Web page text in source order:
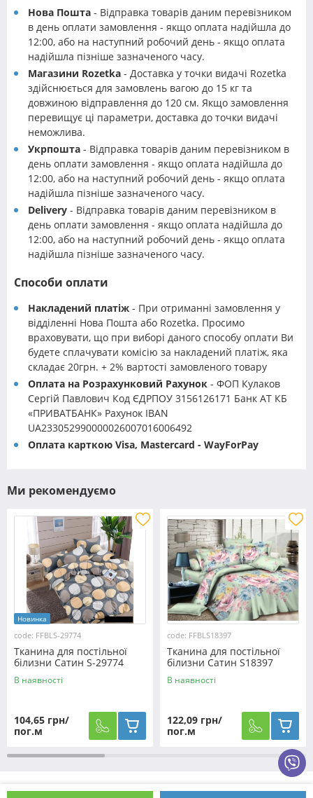
Нова Пошта - Відправка товарів даним перевізником
в день оплати замовлення - якщо оплата надійшла до
12:00, або на наступний робочий день - якщо оплата
надійшла пізніше зазначеного часу.
Магазини Rozetka - Доставка у точки видачі Rozetka
здійснюється для замовлень вагою до 15 кг та
довжиною відправлення до 120 см. Якщо замовлення
перевищує ці параметри, доставка до точки видачі
неможлива.
Укрпошта - Відправка товарів даним перевізником в
день оплати замовлення - якщо оплата надійшла до
12:00, або на наступний робочий день - якщо оплата
надійшла пізніше зазначеного часу.
Delivery - Відправка товарів даним перевізником в
день оплати замовлення - якщо оплата надійшла до
12:00, або на наступний робочий день - якщо оплата
надійшла пізніше зазначеного часу.
Способи оплати
Накладений платіж - При отриманні замовлення у
відділенні Нова Пошта або Rozetka. Просимо
враховувати, що при виборі даного способу оплати Ви
будете сплачувати комісію за накладений платіж, яка
складає 20грн. + 2% вартості замовленого товару
Оплата на Розрахунковий Рахунок - ФОП Кулаков
Сергій Павлович Код ЄДРПОУ 3156126171 Банк АТ КБ
«ПРИВАТБАНК» Рахунок IBAN
UA233052990000026007016006492
Оплата карткою Visa, Mastercard - WayForPay
Ми рекомендуємо
Новинка
code: FFBLS-29774
Тканина для постільної
білизни Сатин S-29774
(60м)
В наявності
104,65 грн/
пог.м
code: FFBLS18397
Тканина для постільної
білизни Сатин S18397
(50м)
В наявності
122,09 грн/
пог.м
Як оформити замовлення?